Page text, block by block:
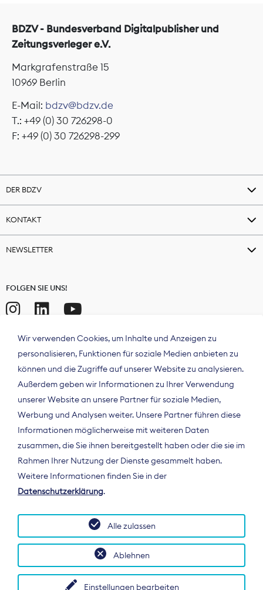
BDZV - Bundesverband Digitalpublisher und
Zeitungsverleger e.V.
Markgrafenstraße 15
10969 Berlin
E-Mail: bdzv@bdzv.de
T.: +49 (0) 30 726298-0
F: +49 (0) 30 726298-299
DER BDZV
KONTAKT
NEWSLETTER
FOLGEN SIE UNS!
Der Bundesverband Digitalpublisher und
Zeitungsverleger (BDZV) vertritt als
Spitzenorganisation die Interessen der
Deutschland und auf EU-Ebene.
Wir verwenden Cookies, um Inhalte und Anzeigen zu
personalisieren, Funktionen für soziale Medien anbieten zu
können und die Zugriffe auf unserer Website zu analysieren.
Außerdem geben wir Informationen zu Ihrer Verwendung
unserer Website an unsere Partner für soziale Medien,
Werbung und Analysen weiter. Unsere Partner führen diese
Informationen möglicherweise mit weiteren Daten
zusammen, die Sie ihnen bereitgestellt haben oder die sie im
Rahmen Ihrer Nutzung der Dienste gesammelt haben.
Weitere Informationen finden Sie in der
Datenschutzerklärung.
Einstellungen bearbeiten
Ablehnen
Alle zulassen